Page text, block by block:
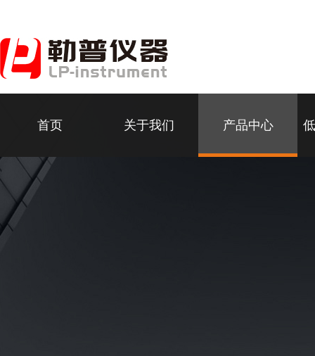
首页 关于我们 产品中心